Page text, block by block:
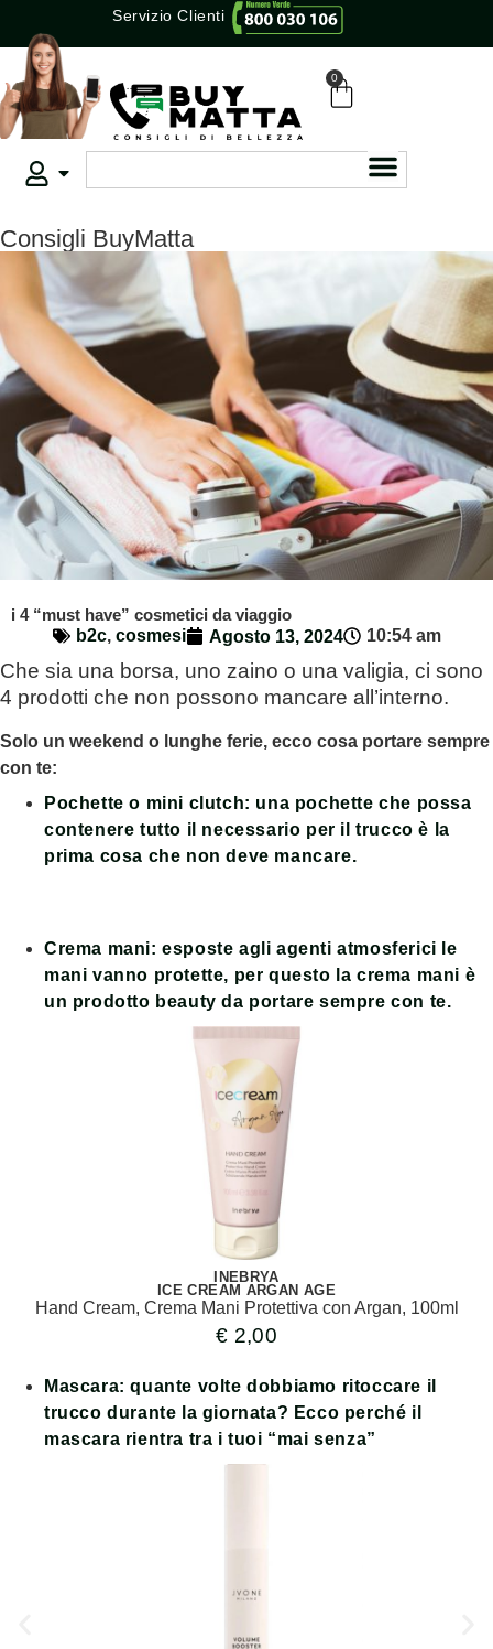
Servizio Clienti
0
Consigli BuyMatta
i 4 “must have” cosmetici da viaggio
b2c, cosmesi Agosto 13, 2024 10:54 am
Che sia una borsa, uno zaino o una valigia, ci sono
4 prodotti che non possono mancare all’interno.
Solo un weekend o lunghe ferie, ecco cosa portare sempre
con te:
Pochette o mini clutch: una pochette che possa
contenere tutto il necessario per il trucco è la
prima cosa che non deve mancare.
Crema mani: esposte agli agenti atmosferici le
mani vanno protette, per questo la crema mani è
un prodotto beauty da portare sempre con te.
INEBRYA
ICE CREAM ARGAN AGE
Hand Cream, Crema Mani Protettiva con Argan, 100ml
€ 2,00
Mascara: quante volte dobbiamo ritoccare il
trucco durante la giornata? Ecco perché il
mascara rientra tra i tuoi “mai senza”